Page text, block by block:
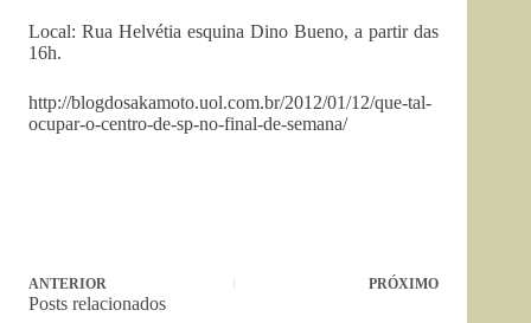
Local: Rua Helvétia esquina Dino Bueno, a partir das
16h.
http://blogdosakamoto.uol.com.br/2012/01/12/que-tal-
ocupar-o-centro-de-sp-no-final-de-semana/
ANTERIOR PRÓXIMO
Posts relacionados